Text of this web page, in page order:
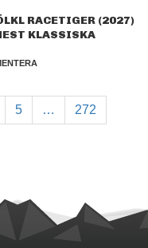
RACETIGER (2027)
KLASSISKA
5 … 272